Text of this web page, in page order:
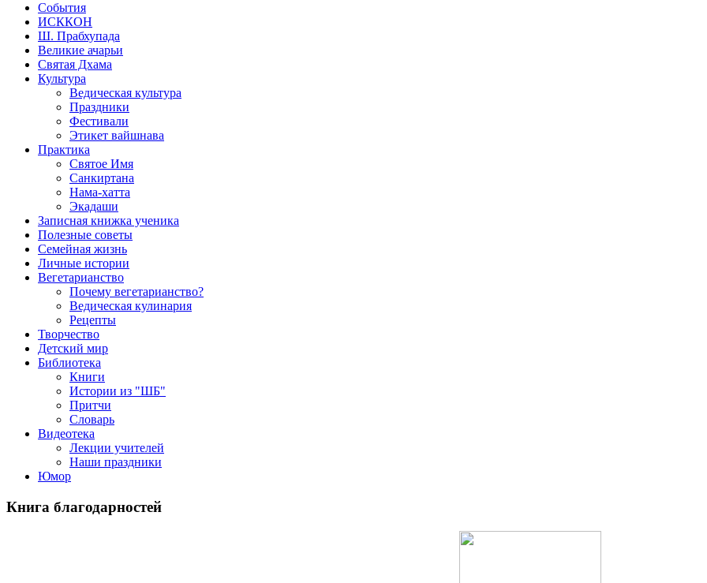
События
ИСККОН
Ш. Прабхупада
Великие ачарьи
Святая Дхама
Культура
Ведическая культура
Праздники
Фестивали
Этикет вайшнава
Практика
Святое Имя
Санкиртана
Нама-хатта
Экадаши
Записная книжка ученика
Полезные советы
Семейная жизнь
Личные истории
Вегетарианство
Почему вегетарианство?
Ведическая кулинария
Рецепты
Творчество
Детский мир
Библиотека
Книги
Истории из "ШБ"
Притчи
Словарь
Видеотека
Лекции учителей
Наши праздники
Юмор
Книга благодарностей